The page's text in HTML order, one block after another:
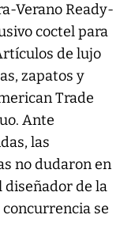
Verano Ready-
coctel para
de lujo
zapatos y
Trade
Ante
las
no dudaron en
diseñador de la
se